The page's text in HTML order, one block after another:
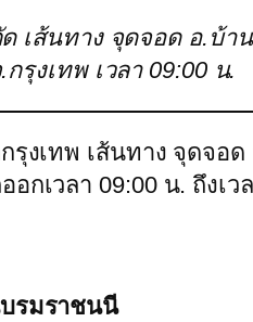
ส้นทาง จุดจอด อ.บ้า
กรุงเทพ เวลา 09:00 น.
งเทพ เส้นทาง จุดจอ
กเวลา 09:00 น. ถึงเ
รมราชนนี